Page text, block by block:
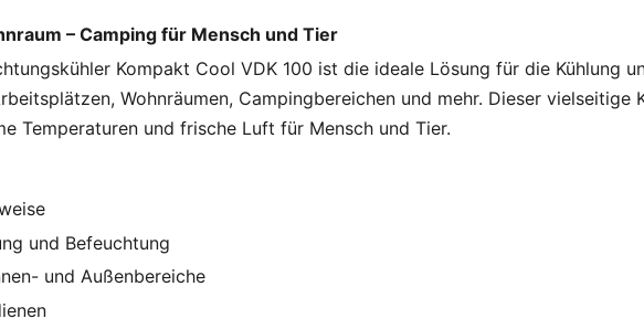
– Camping für Mensch und Tier
Kompakt Cool VDK 100 ist die ideale Lösung für die Kühlung
Wohnräumen, Campingbereichen und mehr. Dieser vielseitige
Temperaturen und frische Luft für Mensch und Tier.
und Befeuchtung
und Außenbereiche